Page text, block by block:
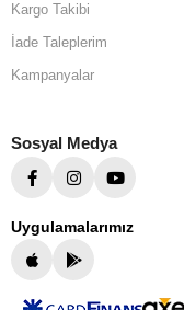
Kargo Takibi
İade Taleplerim
Kampanyalar
Sosyal Medya
Uygulamalarımız